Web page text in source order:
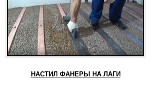
НАСТИЛ ФАНЕРЫ НА ЛАГИ